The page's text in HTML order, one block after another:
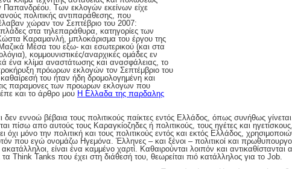
Παπανδρέου. Των εκλογών εκείνων είχε
πολιτικής αντιπαράθεσης, που
χώραν τον Σεπτέβριο του 2007:
στα τηλεπαράθυρα, κατηγορίες των
Καραμανλή, μπλοκάρισμα του έργου της
Μέσα του εξω- και εσωτερικού (και στα
κομμουνιστικές/αναρχικές ομάδες εν
ένα κλίμα αναστάτωσης και ανασφάλειας, το
πρόωρων εκλογών τον Σεπτέμβριο του
του ήταν ήδη δρομολογημένη και
παραμονες των προωρων εκλογων που
και το άρθρο μου Η Ελλαδα της παρδαλης
εννοώ βέβαια τους πολιτικούς παίκτες εντός Ελλάδος, όπως συνήθως γίνεται
πίσω απο αυτούς τους Καραγκίοζηδες ή πολιτικούς, τους ηγέτες και
όχι μόνο την πολιτική και τους πολιτικούς εντός και εκτός Ελλάδος,
που εγώ ονομάζω Ηγεμόνα. Έλληνες – και ξένοι – πολιτικοί και
είναι ένα καμμένο χαρτί. Καθαιρούνται λοιπόν και αντικαθίστανται
Think Tanks που έχει στη διάθεσή του, θεωρείται πιό κατάλληλος για το Job.